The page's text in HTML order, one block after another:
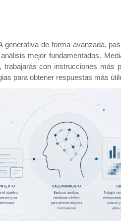
generativa de forma avanzada,
mejor fundamentados.
con instrucciones más
para obtener respuestas más